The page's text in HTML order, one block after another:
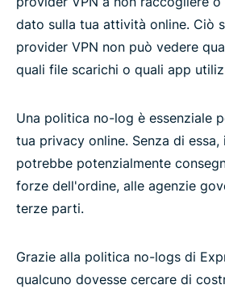
dato sulla tua attività online. Ciò
provider VPN non può vedere
quali file scarichi o quali app
Una politica no-log è essenziale
tua privacy online. Senza di
potrebbe potenzialmente
forze dell'ordine, alle agenzie
terze parti.
Grazie alla politica no-logs di
qualcuno dovesse cercare di